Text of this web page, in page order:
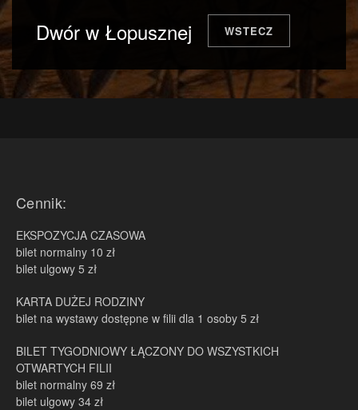
日本語
Dwór w Łopusznej WSTECZ
Cennik:
EKSPOZYCJA CZASOWA
bilet normalny 10 zł
bilet ulgowy 5 zł
KARTA DUŻEJ RODZINY
bilet na wystawy dostępne w filii dla 1 osoby 5 zł
BILET TYGODNIOWY ŁĄCZONY DO WSZYSTKICH
OTWARTYCH FILII
bilet normalny 69 zł
bilet ulgowy 34 zł